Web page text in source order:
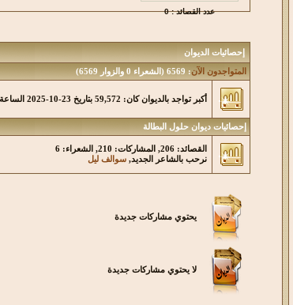
عدد القصائد : 0
إحصائيات الديوان
المتواجدون الآن: 6569 (الشعراء 0 والزوار 6569)
أكبر تواجد بالديوان كان: 59,572 بتاريخ 23-10-2025 الساعة 09:18 PM
إحصائيات ديوان حلول البطالة
القصائد: 206, المشاركات: 210, الشعراء: 6
نرحب بالشاعر الجديد,سوالف ليل
يحتوي مشاركات جديدة
لا يحتوي مشاركات جديدة